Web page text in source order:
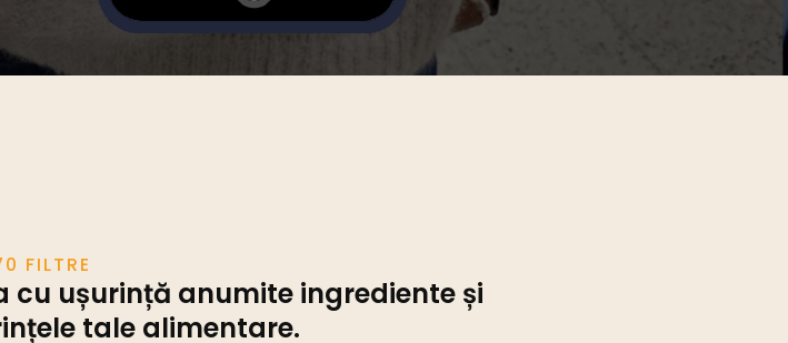
FILTRE
cu ușurință anumite ingrediente și
tale alimentare.